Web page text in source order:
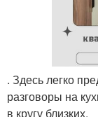
. Здесь легко
разговоры на
в кругу близких.